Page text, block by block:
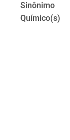
Sinônimo
Químico(s)